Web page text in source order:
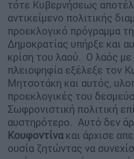
τότε Κυβερνήσεως
αντικείμενο πολιτικής
προεκλογικό πρόγραμμα
Δημοκρατίας υπήρξε και
κρίση του λαού. Ο λαός με
πλειοψηφία εξέλεξε τον
Μητσοτάκη και αυτός,
προεκλογικές του
Σωφρονιστική πολιτική
αυστηρότερο. Αυτό δεν
Κουφοντίνα και άρχισε
ουσία ζητώντας να